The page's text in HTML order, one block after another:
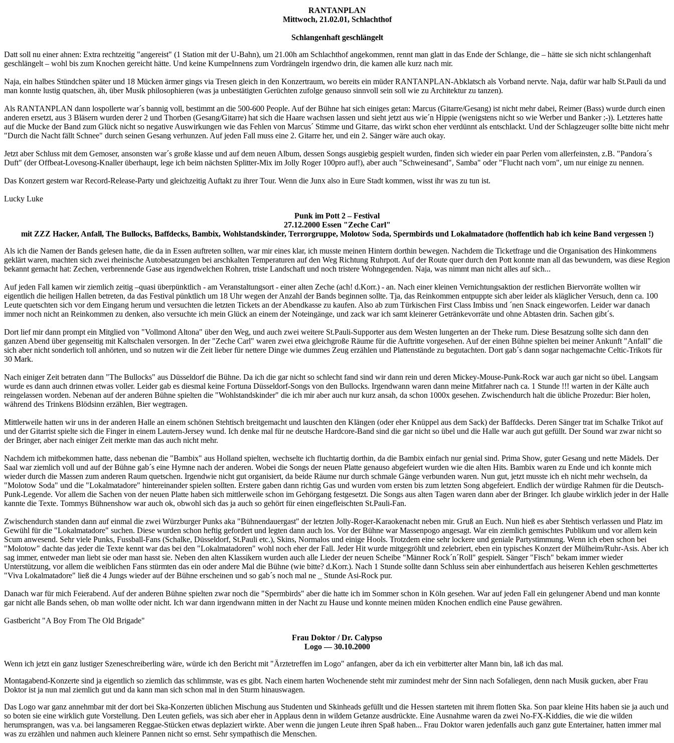
RANTANPLAN
Mittwoch, 21.02.01, Schlachthof
Schlangenhaft geschlängelt
Datt soll nu einer ahnen: Extra rechtzeitig "angereist" (1 Station mit der U-Bahn), um 21.00h am Schlachthof angekommen, rennt man glatt in das Ende der Schlange, die – hätte sie sich nicht schlangenhaft
geschlängelt – wohl bis zum Knochen gereicht hätte. Und keine KumpeInnens zum Vordrängeln irgendwo drin, die kamen alle kurz nach mir.
Naja, ein halbes Stündchen später und 18 Mücken ärmer gings via Tresen gleich in den Konzertraum, wo bereits ein müder RANTANPLAN-Abklatsch als Vorband nervte. Naja, dafür war halb St.Pauli da und
man konnte lustig quatschen, äh, über Musik philosophieren (was ja unbestätigten Gerüchten zufolge genauso sinnvoll sein soll wie zu Architektur zu tanzen).
Als RANTANPLAN dann lospollerte war´s bannig voll, bestimmt an die 500-600 People. Auf der Bühne hat sich einiges getan: Marcus (Gitarre/Gesang) ist nicht mehr dabei, Reimer (Bass) wurde durch einen
anderen ersetzt, aus 3 Bläsern wurden derer 2 und Thorben (Gesang/Gitarre) hat sich die Haare wachsen lassen und sieht jetzt aus wie´n Hippie (wenigstens nicht so wie Werber und Banker ;-)). Letzteres hatte
auf die Mucke der Band zum Glück nicht so negative Auswirkungen wie das Fehlen von Marcus´ Stimme und Gitarre, das wirkt schon eher verdünnt als entschlackt. Und der Schlagzeuger sollte bitte nicht mehr
"Durch die Nacht fällt Schnee" durch seinen Gesang verhunzen. Auf jeden Fall muss eine 2. Gitarre her, und ein 2. Sänger wäre auch okay.
Jetzt aber Schluss mit dem Gemoser, ansonsten war´s große klasse und auf dem neuen Album, dessen Songs ausgiebig gespielt wurden, finden sich wieder ein paar Perlen vom allerfeinsten, z.B. "Pandora´s
Duft" (der Offbeat-Lovesong-Knaller überhaupt, lege ich beim nächsten Splitter-Mix im Jolly Roger 100pro auf!), aber auch "Schweinesand", Samba" oder "Flucht nach vorn", um nur einige zu nennen.
Das Konzert gestern war Record-Release-Party und gleichzeitig Auftakt zu ihrer Tour. Wenn die Junx also in Eure Stadt kommen, wisst ihr was zu tun ist.
Lucky Luke
Punk im Pott 2 – Festival
27.12.2000 Essen "Zeche Carl"
mit ZZZ Hacker, Anfall, The Bullocks, Baffdecks, Bambix, Wohlstandskinder, Terrorgruppe, Molotow Soda, Spermbirds und Lokalmatadore (hoffentlich hab ich keine Band vergessen !)
Als ich die Namen der Bands gelesen hatte, die da in Essen auftreten sollten, war mir eines klar, ich musste meinen Hintern dorthin bewegen. Nachdem die Ticketfrage und die Organisation des Hinkommens
geklärt waren, machten sich zwei rheinische Autobesatzungen bei arschkalten Temperaturen auf den Weg Richtung Ruhrpott. Auf der Route quer durch den Pott konnte man all das bewundern, was diese Region
bekannt gemacht hat: Zechen, verbrennende Gase aus irgendwelchen Rohren, triste Landschaft und noch tristere Wohngegenden. Naja, was nimmt man nicht alles auf sich...
Auf jeden Fall kamen wir ziemlich zeitig –quasi überpünktlich - am Veranstaltungsort - einer alten Zeche (ach! d.Korr.) - an. Nach einer kleinen Vernichtungsaktion der restlichen Biervorräte wollten wir
eigentlich die heiligen Hallen betreten, da das Festival pünktlich um 18 Uhr wegen der Anzahl der Bands beginnen sollte. Tja, das Reinkommen entpuppte sich aber leider als kläglicher Versuch, denn ca. 100
Leute quetschten sich vor dem Eingang herum und versuchten die letzten Tickets an der Abendkasse zu kaufen. Also ab zum Türkischen First Class Imbiss und ´nen Snack eingeworfen. Leider war danach
immer noch nicht an Reinkommen zu denken, also versuchte ich mein Glück an einem der Noteingänge, und zack war ich samt kleinerer Getränkevorräte und ohne Abtasten drin. Sachen gibt´s.
Dort lief mir dann prompt ein Mitglied von "Vollmond Altona" über den Weg, und auch zwei weitere St.Pauli-Supporter aus dem Westen lungerten an der Theke rum. Diese Besatzung sollte sich dann den
ganzen Abend über gegenseitig mit Kaltschalen versorgen. In der "Zeche Carl" waren zwei etwa gleichgroße Räume für die Auftritte vorgesehen. Auf der einen Bühne spielten bei meiner Ankunft "Anfall" die
sich aber nicht sonderlich toll anhörten, und so nutzen wir die Zeit lieber für nettere Dinge wie dummes Zeug erzählen und Plattenstände zu begutachten. Dort gab´s dann sogar nachgemachte Celtic-Trikots für
30 Mark.
Nach einiger Zeit betraten dann "The Bullocks" aus Düsseldorf die Bühne. Da ich die gar nicht so schlecht fand sind wir dann rein und deren Mickey-Mouse-Punk-Rock war auch gar nicht so übel. Langsam
wurde es dann auch drinnen etwas voller. Leider gab es diesmal keine Fortuna Düsseldorf-Songs von den Bullocks. Irgendwann waren dann meine Mitfahrer nach ca. 1 Stunde !!! warten in der Kälte auch
reingelassen worden. Nebenan auf der anderen Bühne spielten die "Wohlstandskinder" die ich mir aber auch nur kurz ansah, da schon 1000x gesehen. Zwischendurch halt die übliche Prozedur: Bier holen,
während des Trinkens Blödsinn erzählen, Bier wegtragen.
Mittlerweile hatten wir uns in der anderen Halle an einem schönen Stehtisch breitgemacht und lauschten den Klängen (oder eher Knüppel aus dem Sack) der Baffdecks. Deren Sänger trat im Schalke Trikot auf
und der Gitarrist spielte sich die Finger in einem Lautern-Jersey wund. Ich denke mal für ne deutsche Hardcore-Band sind die gar nicht so übel und die Halle war auch gut gefüllt. Der Sound war zwar nicht so
der Bringer, aber nach einiger Zeit merkte man das auch nicht mehr.
Nachdem ich mitbekommen hatte, dass nebenan die "Bambix" aus Holland spielten, wechselte ich fluchtartig dorthin, da die Bambix einfach nur genial sind. Prima Show, guter Gesang und nette Mädels. Der
Saal war ziemlich voll und auf der Bühne gab´s eine Hymne nach der anderen. Wobei die Songs der neuen Platte genauso abgefeiert wurden wie die alten Hits. Bambix waren zu Ende und ich konnte mich
wieder durch die Massen zum anderen Raum quetschen. Irgendwie nicht gut organisiert, da beide Räume nur durch schmale Gänge verbunden waren. Nun gut, jetzt musste ich eh nicht mehr wechseln, da
"Molotow Soda" und die "Lokalmatadore" hintereinander spielen sollten. Erstere gaben dann richtig Gas und wurden vom ersten bis zum letzten Song abgefeiert. Endlich der würdige Rahmen für die Deutsch-
Punk-Legende. Vor allem die Sachen von der neuen Platte haben sich mittlerweile schon im Gehörgang festgesetzt. Die Songs aus alten Tagen waren dann aber der Bringer. Ich glaube wirklich jeder in der Halle
kannte die Texte. Tommys Bühnenshow war auch ok, obwohl sich das ja auch so gehört für einen eingefleischten St.Pauli-Fan.
Zwischendurch standen dann auf einmal die zwei Würzburger Punks aka "Bühnendauergast" der letzten Jolly-Roger-Karaokenacht neben mir. Gruß an Euch. Nun hieß es aber Stehtisch verlassen und Platz im
Gewühl für die "Lokalmatadore" suchen. Diese wurden schon heftig gefordert und legten dann auch los. Vor der Bühne war Massenpogo angesagt. War ein ziemlich gemischtes Publikum und vor allem kein
Scum anwesend. Sehr viele Punks, Fussball-Fans (Schalke, Düsseldorf, St.Pauli etc.), Skins, Normalos und einige Hools. Trotzdem eine sehr lockere und geniale Partystimmung. Wenn ich eben schon bei
"Molotow" dachte das jeder die Texte kennt war das bei den "Lokalmatadoren" wohl noch eher der Fall. Jeder Hit wurde mitgegröhlt und zelebriert, eben ein typisches Konzert der Mülheim/Ruhr-Asis. Aber ich
sag immer, entweder man liebt sie oder man hasst sie. Neben den alten Klassikern wurden auch alle Lieder der neuen Scheibe "Männer Rock´n´Roll" gespielt. Sänger "Fisch" bekam immer wieder
Unterstützung, vor allem die weiblichen Fans stürmten das ein oder andere Mal die Bühne (wie bitte? d.Korr.). Nach 1 Stunde sollte dann Schluss sein aber einhundertfach aus heiseren Kehlen geschmettertes
"Viva Lokalmatadore" ließ die 4 Jungs wieder auf der Bühne erscheinen und so gab´s noch mal ne _ Stunde Asi-Rock pur.
Danach war für mich Feierabend. Auf der anderen Bühne spielten zwar noch die "Spermbirds" aber die hatte ich im Sommer schon in Köln gesehen. War auf jeden Fall ein gelungener Abend und man konnte
gar nicht alle Bands sehen, ob man wollte oder nicht. Ich war dann irgendwann mitten in der Nacht zu Hause und konnte meinen müden Knochen endlich eine Pause gewähren.
Gastbericht "A Boy From The Old Brigade"
Frau Doktor / Dr. Calypso
Logo — 30.10.2000
Wenn ich jetzt ein ganz lustiger Szeneschreiberling wäre, würde ich den Bericht mit "Ärztetreffen im Logo" anfangen, aber da ich ein verbitterter alter Mann bin, laß ich das mal.
Montagabend-Konzerte sind ja eigentlich so ziemlich das schlimmste, was es gibt. Nach einem harten Wochenende steht mir zumindest mehr der Sinn nach Sofaliegen, denn nach Musik gucken, aber Frau
Doktor ist ja nun mal ziemlich gut und da kann man sich schon mal in den Sturm hinauswagen.
Das Logo war ganz annehmbar mit der dort bei Ska-Konzerten üblichen Mischung aus Studenten und Skinheads gefüllt und die Hessen starteten mit ihrem flotten Ska. Son paar kleine Hits haben sie ja auch und
so boten sie eine wirklich gute Vorstellung. Den Leuten gefiels, was sich aber eher in Applaus denn in wildem Getanze ausdrückte. Eine Ausnahme waren da zwei No-FX-Kiddies, die wie die wilden
herumsprangen, was v.a. bei langsameren Reggae-Stücken etwas deplaziert wirkte. Aber wenn die jungen Leute ihren Spaß haben... Frau Doktor waren jedenfalls auch ganz gute Entertainer, hatten immer mal
was zu erzählen und nahmen auch kleinere Pannen nicht so ernst. Sehr sympathisch die Menschen.